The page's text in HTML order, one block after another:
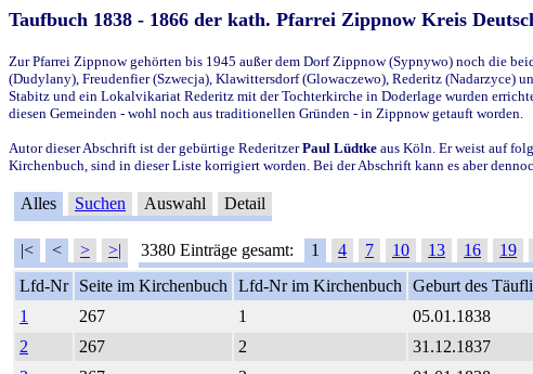
Taufbuch 1838 - 1866 der kath. Pfarrei Zippnow Kreis
Zur Pfarrei Zippnow gehörten bis 1945 außer dem Dorf Zippnow (Sypnywo) noch die
(Dudylany), Freudenfier (Szwecja), Klawittersdorf (Glowaczewo), Rederitz (Nadarzyce)
Stabitz und ein Lokalvikariat Rederitz mit der Tochterkirche in Doderlage wurden
diesen Gemeinden - wohl noch aus traditionellen Gründen - in Zippnow getauft worden.
Autor dieser Abschrift ist der gebürtige RederitzerPaul Lüdtke aus Köln. Er weist auf
Kirchenbuch, sind in dieser Liste korrigiert worden. Bei der Abschrift kann es aber
Alles Suchen Auswahl Detail
|< < > >| 3380 Einträge gesamt: 1 4 7 10 13 16 19
Lfd-Nr
Seite im Kirchenbuch Lfd-Nr im Kirchenbuch Geburt des
1
267 1 05.01.1838
2
267 2 31.12.1837